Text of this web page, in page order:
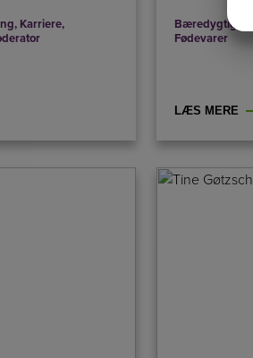
, Karriere,
Bæredygtighed
Fødevarer
LÆS MERE